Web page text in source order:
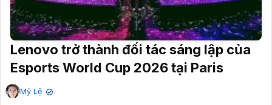
Lenovo trở thành đối tác sáng lập của
Esports World Cup 2026 tại Paris
Mỹ Lệ ✔